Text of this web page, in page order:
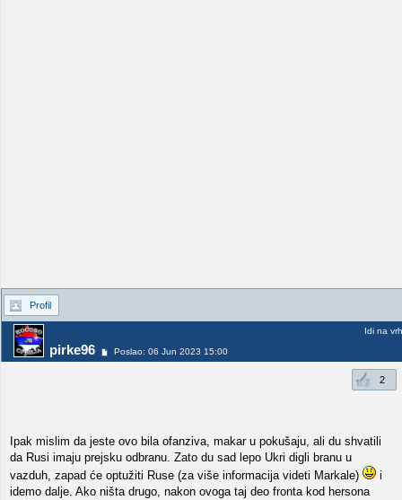
Profil
pirke96 Poslao: 06 Jun 2023 15:00
Idi na vrh
2
Ipak mislim da jeste ovo bila ofanziva, makar u pokušaju, ali du shvatili
da Rusi imaju prejsku odbranu. Zato du sad lepo Ukri digli branu u
vazduh, zapad će optužiti Ruse (za više informacija videti Markale)
i
idemo dalje. Ako ništa drugo, nakon ovoga taj deo fronta kod hersona